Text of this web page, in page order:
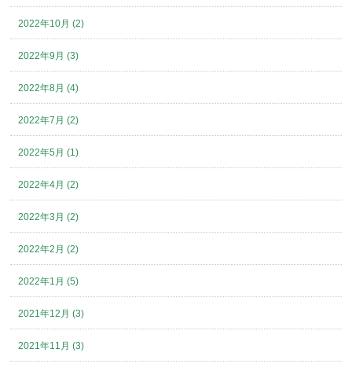
2022年10月 (2)
2022年9月 (3)
2022年8月 (4)
2022年7月 (2)
2022年5月 (1)
2022年4月 (2)
2022年3月 (2)
2022年2月 (2)
2022年1月 (5)
2021年12月 (3)
2021年11月 (3)